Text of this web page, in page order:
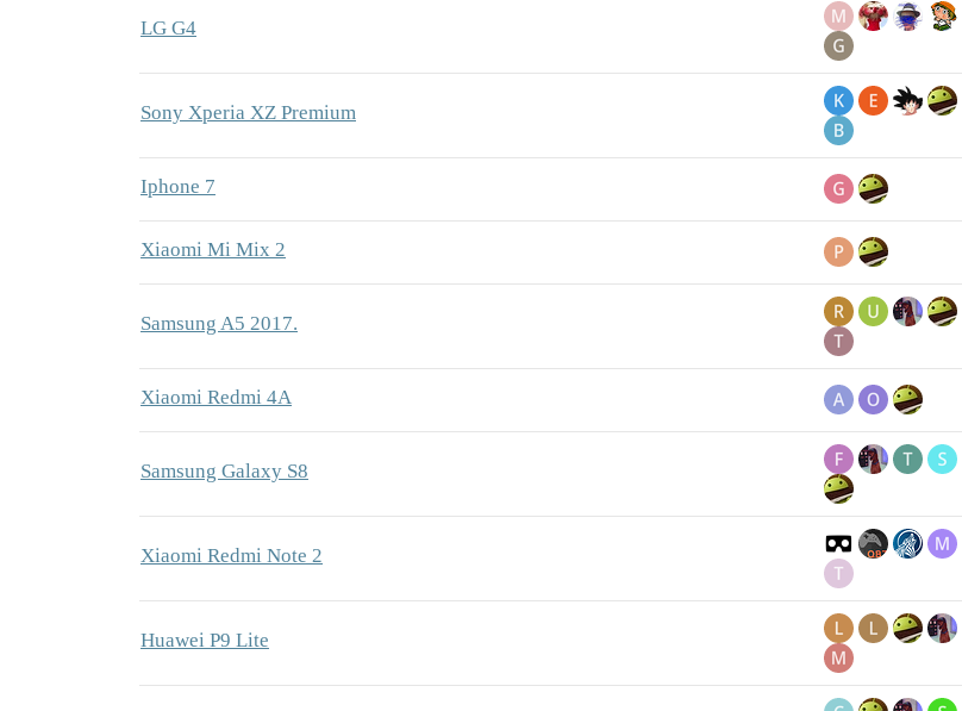
LG G4
Sony Xperia XZ Premium
Iphone 7
Xiaomi Mi Mix 2
Samsung A5 2017.
Xiaomi Redmi 4A
Samsung Galaxy S8
Xiaomi Redmi Note 2
Huawei P9 Lite